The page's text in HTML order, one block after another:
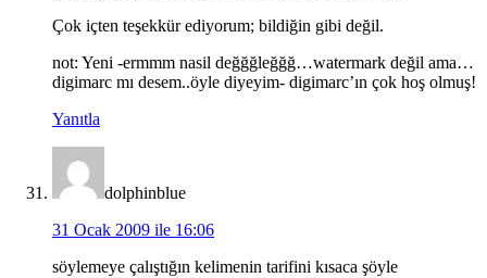
Çok içten teşekkür ediyorum; bildiğin gibi değil.
not: Yeni -ermmm nasil değğğleğğğ…watermark değil ama…
digimarc mı desem..öyle diyeyim- digimarc’ın çok hoş olmuş!
Yanıtla
dolphinblue
31 Ocak 2009 ile 16:06
söylemeye çalıştığın kelimenin tarifini kısaca şöyle